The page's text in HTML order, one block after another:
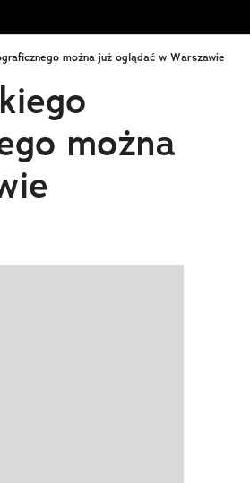
można już oglądać w Warszawie
można